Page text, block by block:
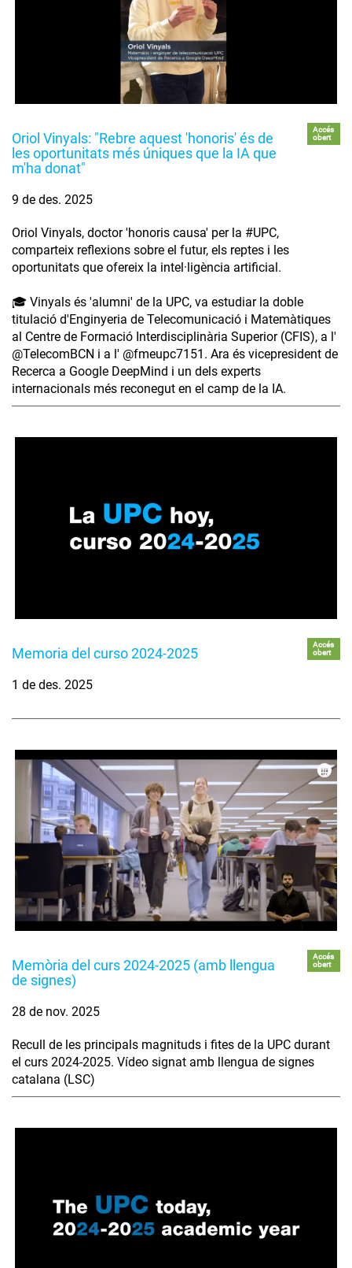
Oriol Vinyals: "Rebre aquest 'honoris' és de
les oportunitats més úniques que la IA que
m'ha donat"
Accés
obert
9 de des. 2025
Oriol Vinyals, doctor 'honoris causa' per la #UPC,
comparteix reflexions sobre el futur, els reptes i les
oportunitats que ofereix la intel·ligència artificial.
🎓 Vinyals és 'alumni' de la UPC, va estudiar la doble
titulació d'Enginyeria de Telecomunicació i Matemàtiques
al Centre de Formació Interdisciplinària Superior (CFIS), a l'
‪@TelecomBCN‬ i a l' ‪@fmeupc7151‬. Ara és vicepresident de
Recerca a Google DeepMind i un dels experts
internacionals més reconegut en el camp de la IA.
Memoria del curso 2024-2025
Accés
obert
1 de des. 2025
Memòria del curs 2024-2025 (amb llengua
de signes)
Accés
obert
28 de nov. 2025
Recull de les principals magnituds i fites de la UPC durant
el curs 2024-2025. Vídeo signat amb llengua de signes
catalana (LSC)